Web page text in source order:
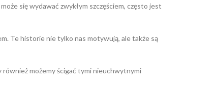
się wydawać zwykłym szczęściem, często jest
Te historie nie tylko nas motywują, ale także są
również możemy ścigać tymi nieuchwytnymi